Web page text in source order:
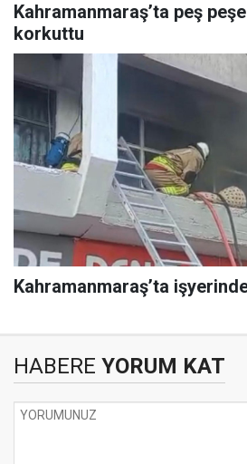
Kahramanmaraş’ta peş
korkuttu
Kahramanmaraş’ta
HABERE YORUM KAT